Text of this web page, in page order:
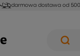
darmowa dostawa od 500